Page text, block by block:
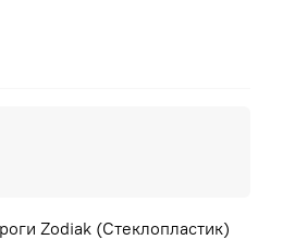
Zodiak (Стеклопластик)